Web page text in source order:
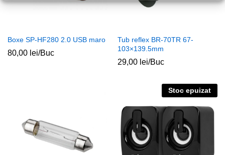
Boxe SP-HF280 2.0 USB maro
80,00 lei/Buc
Tub reflex BR-70TR 67-
103×139.5mm
29,00 lei/Buc
Stoc epuizat